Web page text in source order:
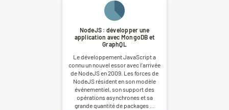
NodeJS : développer une
application avec MongoDB et
GraphQL
Le développement JavaScript a
connu un nouvel essor avec l’arrivée
de NodeJS en 2009. Les forces de
NodeJS résident en son modèle
événementiel, son support des
opérations asynchrones et sa
grande quantité de packages …